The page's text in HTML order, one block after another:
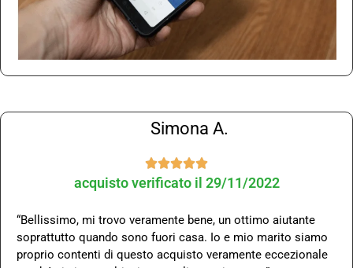
Simona A.

acquisto verificato il 29/11/2022
“Bellissimo, mi trovo veramente bene, un ottimo aiutante
soprattutto quando sono fuori casa. Io e mio marito siamo
proprio contenti di questo acquisto veramente eccezionale